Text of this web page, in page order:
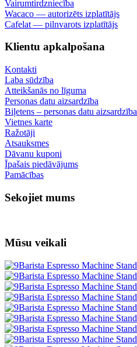
Vairumtirdzniecība
Wacaco — autorizēts izplatītājs
Cafelat — pilnvarots izplatītājs
Klientu apkalpošana
Kontakti
Laba sūdzība
Atteikšanās no līguma
Personas datu aizsardzība
Biļetens – personas datu aizsardzība
Vietnes karte
Ražotāji
Atsauksmes
Dāvanu kuponi
Īpašais piedāvājums
Pamācības
Sekojiet mums
Mūsu veikali